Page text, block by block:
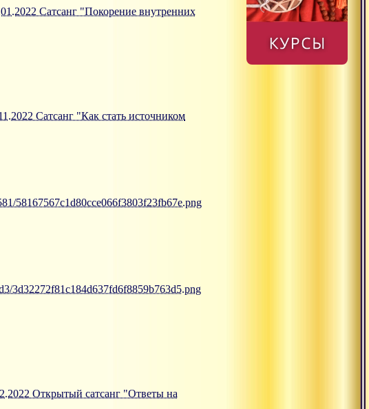
Сатсанг "Покорение внутренних
Сатсанг "Как стать источником
58167567c1d80cce066f3803f23fb67e.png
3d32272f81c184d637fd6f8859b763d5.png
Открытый сатсанг "Ответы на